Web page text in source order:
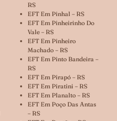
RS
EFT Em Pinhal – RS
EFT Em Pinheirinho Do
Vale – RS
EFT Em Pinheiro
Machado – RS
EFT Em Pinto Bandeira –
RS
EFT Em Pirapó – RS
EFT Em Piratini – RS
EFT Em Planalto – RS
EFT Em Poço Das Antas
– RS